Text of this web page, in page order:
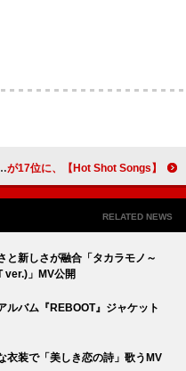
【Hot Shot Songs】、Mrs. GREEN APPLE「lulu.」が首位、SNSで話題の「ハッピー・ジャムジャム（JO1 ver.）」が17位に
RELATED NEWS
と新しさが融合「タカラモノ～
ver.)」MV公開
ルバム『REBOOT』ジャケット
衣装で「美しき恋の詩」歌うMV